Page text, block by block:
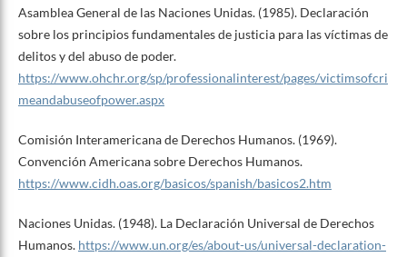
Asamblea General de las Naciones Unidas. (1985). Declaración
sobre los principios fundamentales de justicia para las víctimas de
delitos y del abuso de poder.
https://www.ohchr.org/sp/professionalinterest/pages/victimsofcri
meandabuseofpower.aspx
Comisión Interamericana de Derechos Humanos. (1969).
Convención Americana sobre Derechos Humanos.
https://www.cidh.oas.org/basicos/spanish/basicos2.htm
Naciones Unidas. (1948). La Declaración Universal de Derechos
Humanos. https://www.un.org/es/about-us/universal-declaration-